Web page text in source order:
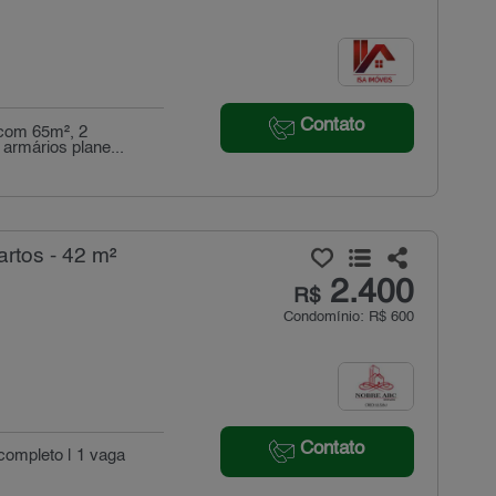
Contato
65m², 2
plane...
- 42 m²
R$2.400
Condomínio: R$ 600
Contato
| 1 vaga